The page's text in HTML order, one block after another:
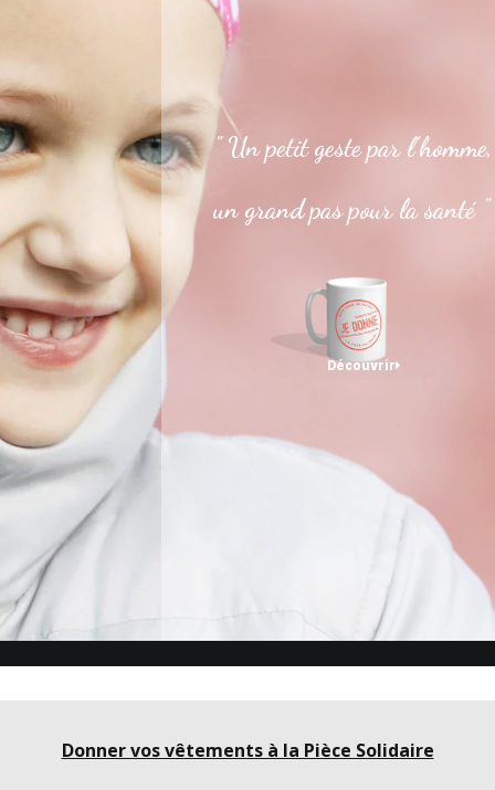
" Un petit geste par l’homme,
un grand pas pour la santé "
Découvrir
Donner vos vêtements à la Pièce Solidaire